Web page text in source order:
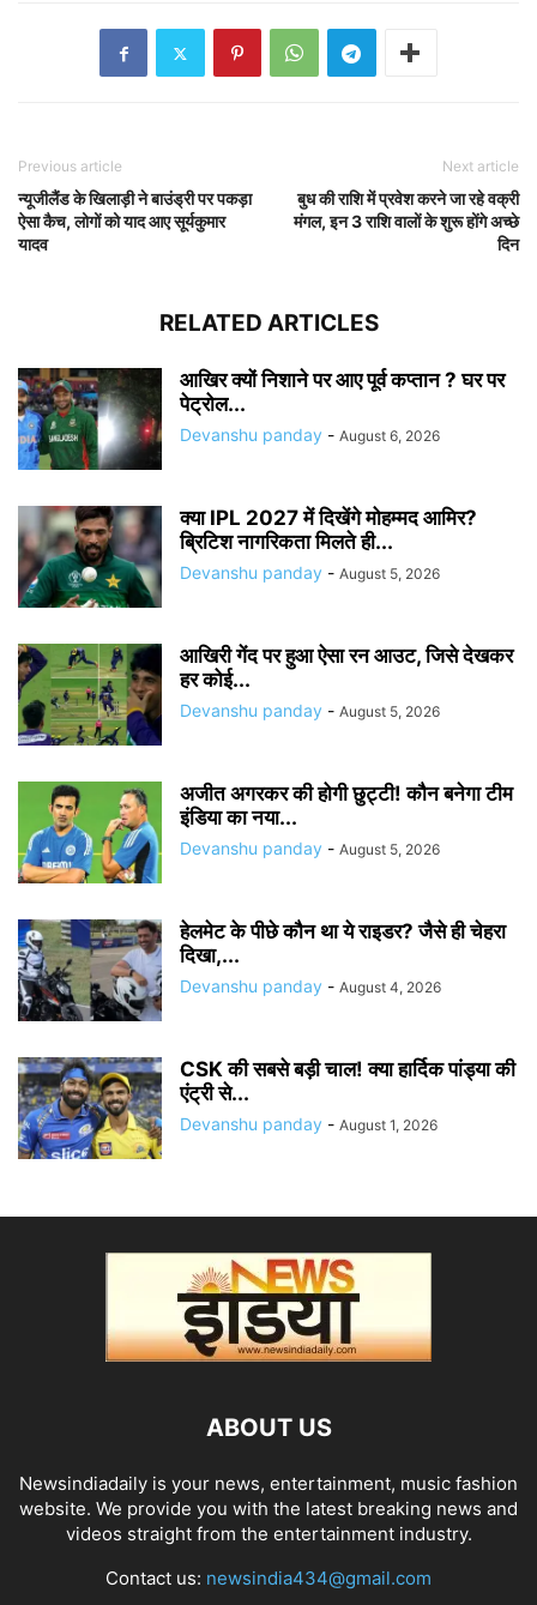
Previous article
न्यूजीलैंड के खिलाड़ी ने बाउंड्री पर पकड़ा
ऐसा कैच, लोगों को याद आए सूर्यकुमार
यादव
Next article
बुध की राशि में प्रवेश करने जा रहे वक्री
मंगल, इन 3 राशि वालों के शुरू होंगे अच्छे
दिन
RELATED ARTICLES
आखिर क्यों निशाने पर आए पूर्व कप्तान ? घर पर
पेट्रोल...
Devanshu panday - August 6, 2026
क्या IPL 2027 में दिखेंगे मोहम्मद आमिर?
ब्रिटिश नागरिकता मिलते ही...
Devanshu panday - August 5, 2026
आखिरी गेंद पर हुआ ऐसा रन आउट, जिसे देखकर
हर कोई...
Devanshu panday - August 5, 2026
अजीत अगरकर की होगी छुट्टी! कौन बनेगा टीम
इंडिया का नया...
Devanshu panday - August 5, 2026
हेलमेट के पीछे कौन था ये राइडर? जैसे ही चेहरा
दिखा,...
Devanshu panday - August 4, 2026
CSK की सबसे बड़ी चाल! क्या हार्दिक पांड्या की
एंट्री से...
Devanshu panday - August 1, 2026
ABOUT US
Newsindiadaily is your news, entertainment, music fashion
website. We provide you with the latest breaking news and
videos straight from the entertainment industry.
Contact us: newsindia434@gmail.com